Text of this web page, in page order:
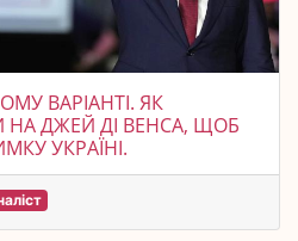
ВАРІАНТІ. ЯК
НА ДЖЕЙ ДІ ВЕНСА, ЩОБ
УКРАЇНІ.